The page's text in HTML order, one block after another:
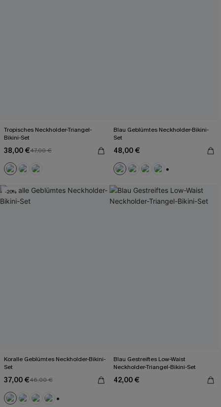
Tropisches Neckholder-Triangel-
Bikini-Set
38,00 €47,00 €
Blau Geblümtes Neckholder-Bikini-
Set
48,00 €
-20%
Koralle Geblümtes Neckholder-Bikini-
Set
37,00 €46,00 €
Blau Gestreiftes Low-Waist
Neckholder-Triangel-Bikini-Set
42,00 €